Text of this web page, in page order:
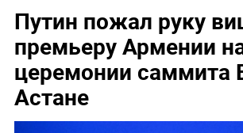
Путин пожал руку
премьеру Армении
церемонии саммита
Астане